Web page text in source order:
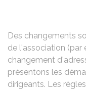
Des changements
de l'association (par
changement
présentons les
dirigeants. Les